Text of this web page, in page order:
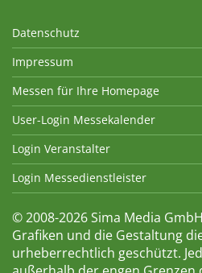
Datenschutz
Impressum
Messen für Ihre Homepage
User-Login Messekalender
Login Veranstalter
Login Messedienstleister
© 2008-2026 Sima Media
Grafiken und die Gestaltung
urheberrechtlich geschützt.